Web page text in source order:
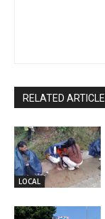
RELATED
LOCAL